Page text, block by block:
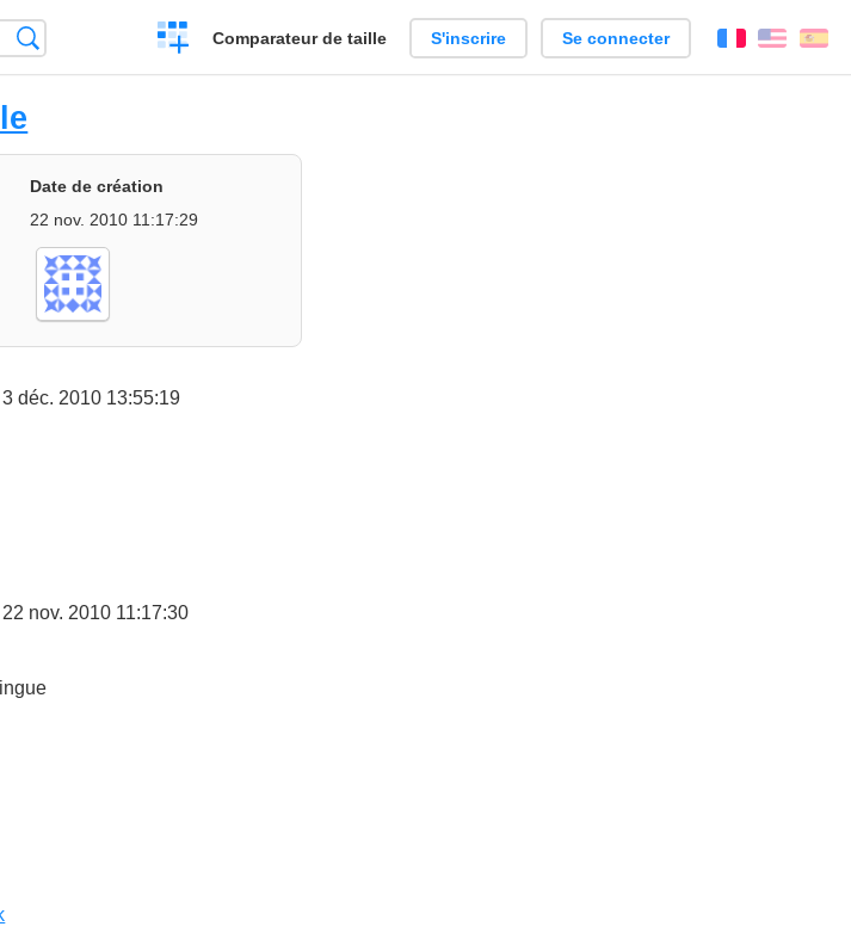
Créer
un
Comparateur de taille S'inscrire Se connecter FrançaisEnglish
Date de création
22 nov. 2010 11:17:29
3 déc. 2010 13:55:19
22 nov. 2010 11:17:30